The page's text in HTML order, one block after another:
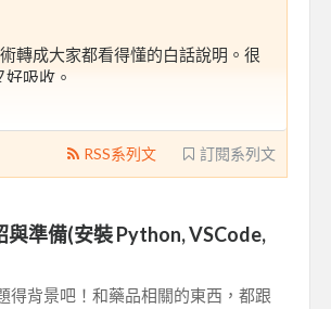
轉成大家都看得懂的白話說明。很
吸收。
訂閱系列文
RSS系列文
準備(安裝 Python, VSCode,
得背景吧！和藥品相關的東西，都跟